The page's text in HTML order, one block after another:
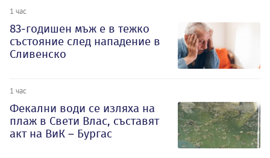
1 час
83-годишен мъж е в тежко
състояние след нападение в
Сливенско
1 час
Фекални води се изляха на
плаж в Свети Влас, съставят
акт на ВиК – Бургас